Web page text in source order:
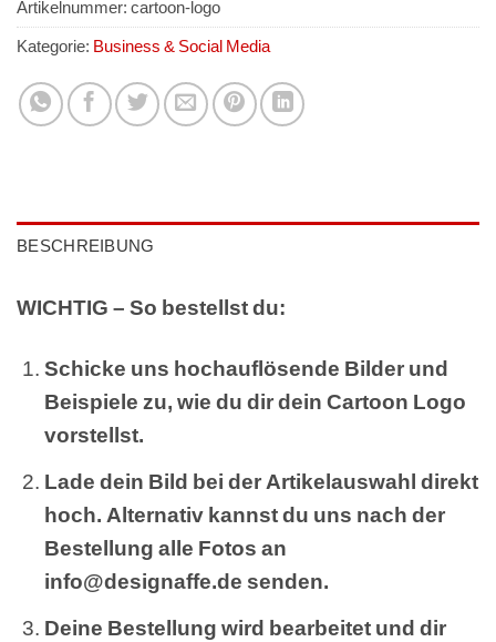
Artikelnummer: cartoon-logo
Kategorie: Business & Social Media
BESCHREIBUNG
WICHTIG – So bestellst du:
Schicke uns hochauflösende Bilder und
Beispiele zu, wie du dir dein Cartoon Logo
vorstellst.
Lade dein Bild bei der Artikelauswahl direkt
hoch. Alternativ kannst du uns nach der
Bestellung alle Fotos an
info@designaffe.de senden.
Deine Bestellung wird bearbeitet und dir